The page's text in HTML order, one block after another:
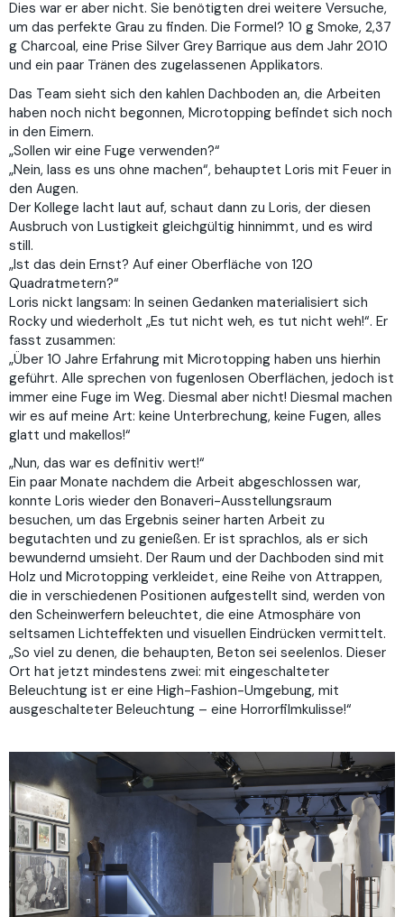
Dies war er aber nicht. Sie benötigten drei weitere Versuche,
um das perfekte Grau zu finden. Die Formel? 10 g Smoke, 2,37
g Charcoal, eine Prise Silver Grey Barrique aus dem Jahr 2010
und ein paar Tränen des zugelassenen Applikators.
Das Team sieht sich den kahlen Dachboden an, die Arbeiten
haben noch nicht begonnen, Microtopping befindet sich noch
in den Eimern.
„Sollen wir eine Fuge verwenden?“
„Nein, lass es uns ohne machen“, behauptet Loris mit Feuer in
den Augen.
Der Kollege lacht laut auf, schaut dann zu Loris, der diesen
Ausbruch von Lustigkeit gleichgültig hinnimmt, und es wird
still.
„Ist das dein Ernst? Auf einer Oberfläche von 120
Quadratmetern?“
Loris nickt langsam: In seinen Gedanken materialisiert sich
Rocky und wiederholt „Es tut nicht weh, es tut nicht weh!“. Er
fasst zusammen:
„Über 10 Jahre Erfahrung mit Microtopping haben uns hierhin
geführt. Alle sprechen von fugenlosen Oberflächen, jedoch ist
immer eine Fuge im Weg. Diesmal aber nicht! Diesmal machen
wir es auf meine Art: keine Unterbrechung, keine Fugen, alles
glatt und makellos!“
„Nun, das war es definitiv wert!“
Ein paar Monate nachdem die Arbeit abgeschlossen war,
konnte Loris wieder den Bonaveri-Ausstellungsraum
besuchen, um das Ergebnis seiner harten Arbeit zu
begutachten und zu genießen. Er ist sprachlos, als er sich
bewundernd umsieht. Der Raum und der Dachboden sind mit
Holz und Microtopping verkleidet, eine Reihe von Attrappen,
die in verschiedenen Positionen aufgestellt sind, werden von
den Scheinwerfern beleuchtet, die eine Atmosphäre von
seltsamen Lichteffekten und visuellen Eindrücken vermittelt.
„So viel zu denen, die behaupten, Beton sei seelenlos. Dieser
Ort hat jetzt mindestens zwei: mit eingeschalteter
Beleuchtung ist er eine High-Fashion-Umgebung, mit
ausgeschalteter Beleuchtung – eine Horrorfilmkulisse!“